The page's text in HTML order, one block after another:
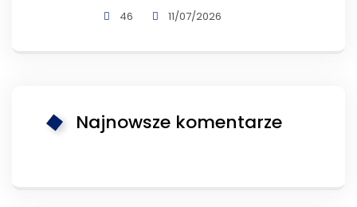
46 11/07/2026
Najnowsze komentarze